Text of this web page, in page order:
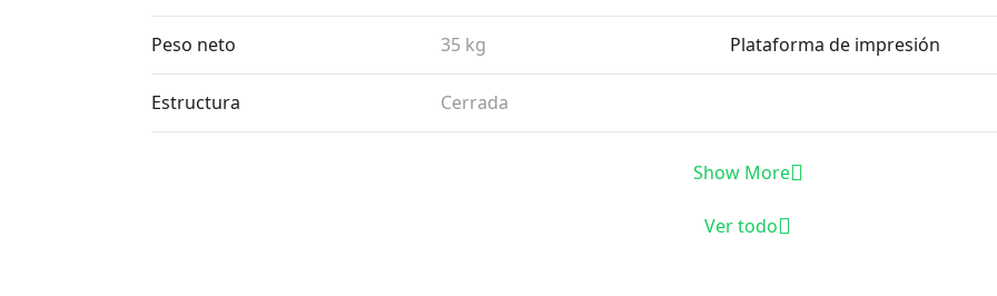
Peso neto 35 kg Plataforma de impresión
Estructura Cerrada
Show More
Ver todo